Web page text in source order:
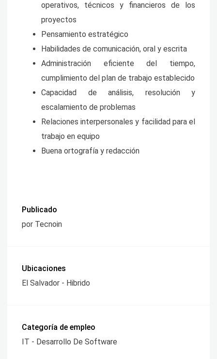
operativos, técnicos y financieros de los
proyectos
Pensamiento estratégico
Habilidades de comunicación, oral y escrita
Administración eficiente del tiempo,
cumplimiento del plan de trabajo establecido
Capacidad de análisis, resolución y
escalamiento de problemas
Relaciones interpersonales y facilidad para el
trabajo en equipo
Buena ortografía y redacción
Publicado
por Tecnoin
Ubicaciones
El Salvador - Hibrido
Categoría de empleo
IT - Desarrollo De Software